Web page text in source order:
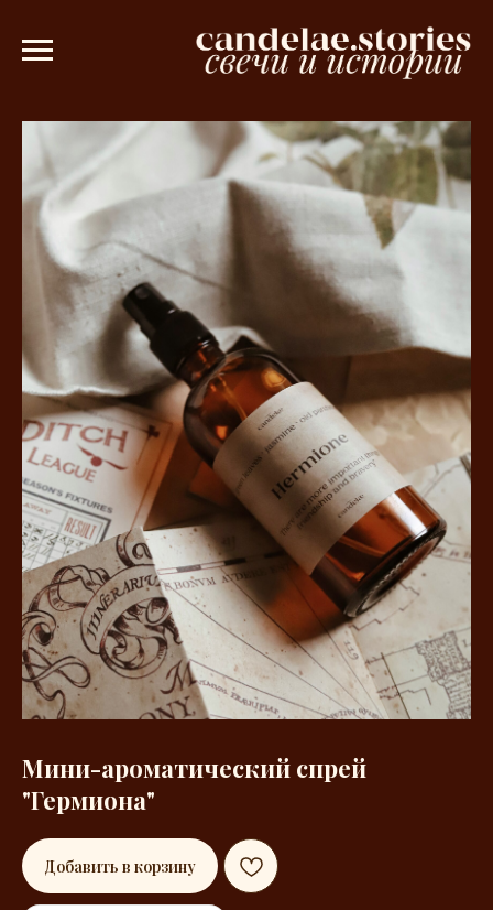
3000 рублей 💫 Ароматическое
Мини-ароматический спрей
"Гермиона"
Добавить в корзину